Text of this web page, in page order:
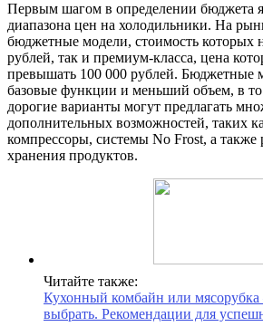
Первым шагом в определении бюджета
диапазона цен на холодильники. На
бюджетные модели, стоимость которых
рублей, так и премиум-класса, цена
превышать 100 000 рублей. Бюджетные
базовые функции и меньший объем, в то
дорогие варианты могут предлагать
дополнительных возможностей, таких
компрессоры, системы No Frost, а
хранения продуктов.
Читайте также:
Кухонный комбайн или
выбрать. Рекомендации для